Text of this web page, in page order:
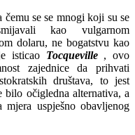
se se mnogi koji su se
kao vulgarnom
dolaru, ne bogatstvu kao
isticao Tocqueville, ovo
zajednice da prihvati
društava, to jest
očigledna alternativa, a
mjera uspješno obavljenog